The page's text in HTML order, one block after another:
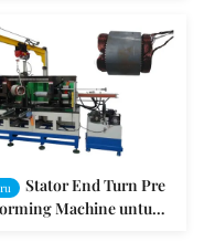
Stator End Turn Pre
Machine untuk